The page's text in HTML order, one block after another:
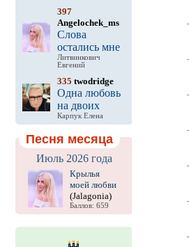
397
Angelochek_ms
Слова
остались мне
Литвинкович
Евгений
335 twodridge
Одна любовь
на двоих
Карпук Елена
Песня месяца
Июль 2026 года
Крылья
моей любви
(Jalagonia)
Баллов: 659